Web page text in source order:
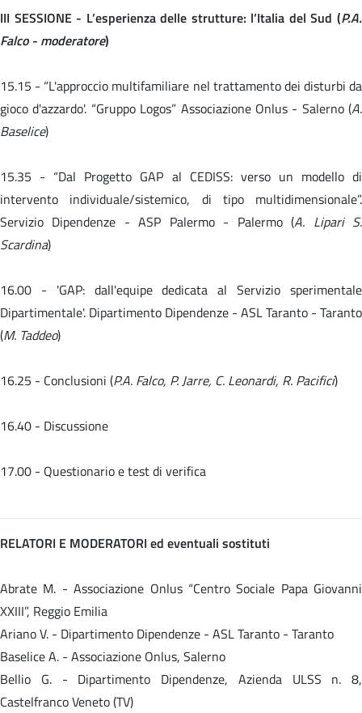
III SESSIONE - L’esperienza delle strutture: l’Italia del Sud (P.A.
Falco - moderatore)
15.15 - “L'approccio multifamiliare nel trattamento dei disturbi da
gioco d'azzardo'. “Gruppo Logos” Associazione Onlus - Salerno (A.
Baselice)
15.35 - “Dal Progetto GAP al CEDISS: verso un modello di
intervento individuale/sistemico, di tipo multidimensionale”.
Servizio Dipendenze - ASP Palermo - Palermo (A. Lipari S.
Scardina)
16.00 - 'GAP: dall'equipe dedicata al Servizio sperimentale
Dipartimentale'. Dipartimento Dipendenze - ASL Taranto - Taranto
(M. Taddeo)
16.25 - Conclusioni (P.A. Falco, P. Jarre, C. Leonardi, R. Pacifici)
16.40 - Discussione
17.00 - Questionario e test di verifica
RELATORI E MODERATORI ed eventuali sostituti
Abrate M. - Associazione Onlus “Centro Sociale Papa Giovanni
XXIII”, Reggio Emilia
Ariano V. - Dipartimento Dipendenze - ASL Taranto - Taranto
Baselice A. - Associazione Onlus, Salerno
Bellio G. - Dipartimento Dipendenze, Azienda ULSS n. 8,
Castelfranco Veneto (TV)